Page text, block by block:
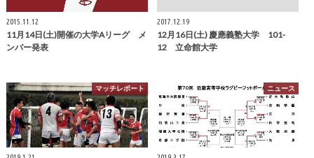
2015.11.12
11月14日(土)開催の大学Aリーグ メ
ンバー発表
2017.12.19
12月16日(土) 慶應義塾大学 101-
12 立命館大学
マッチレポート ニュース